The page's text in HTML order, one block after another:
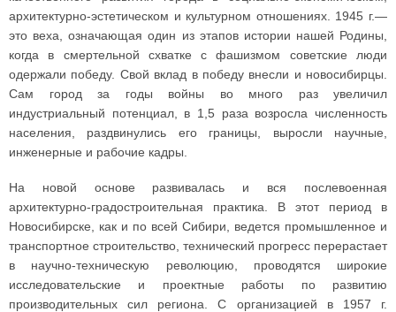
архитектурно-эстетическом и культурном отношениях. 1945 г.—
это веха, означающая один из этапов истории нашей Родины,
когда в смертельной схватке с фашизмом советские люди
одержали победу. Свой вклад в победу внесли и новосибирцы.
Сам город за годы войны во много раз увеличил
индустриальный потенциал, в 1,5 раза возросла численность
населения, раздвинулись его границы, выросли научные,
инженерные и рабочие кадры.
На новой основе развивалась и вся послевоенная
архитектурно-градостроительная практика. В этот период в
Новосибирске, как и по всей Сибири, ведется промышленное и
транспортное строительство, технический прогресс перерастает
в научно-техническую революцию, проводятся широкие
исследовательские и проектные работы по развитию
производительных сил региона. С организацией в 1957 г.